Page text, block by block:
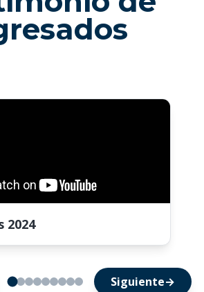
2024
Siguiente→